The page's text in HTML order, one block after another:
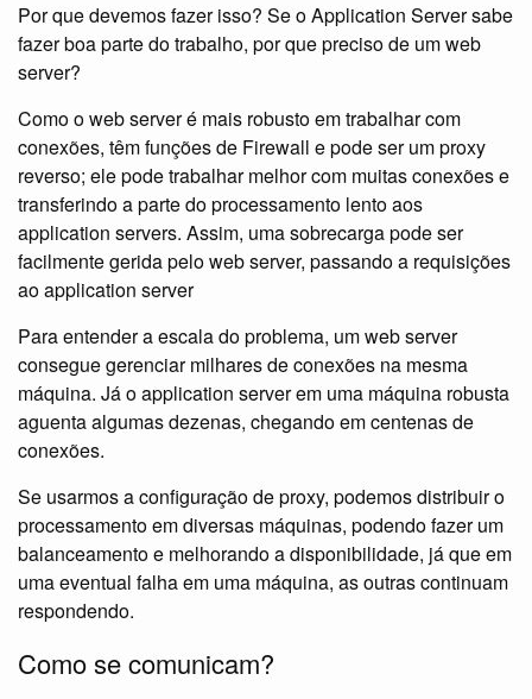
Por que devemos fazer isso? Se o Application Server sabe
fazer boa parte do trabalho, por que preciso de um web
server?
Como o web server é mais robusto em trabalhar com
conexões, têm funções de Firewall e pode ser um proxy
reverso; ele pode trabalhar melhor com muitas conexões e
transferindo a parte do processamento lento aos
application servers. Assim, uma sobrecarga pode ser
facilmente gerida pelo web server, passando a requisições
ao application server
Para entender a escala do problema, um web server
consegue gerenciar milhares de conexões na mesma
máquina. Já o application server em uma máquina robusta
aguenta algumas dezenas, chegando em centenas de
conexões.
Se usarmos a configuração de proxy, podemos distribuir o
processamento em diversas máquinas, podendo fazer um
balanceamento e melhorando a disponibilidade, já que em
uma eventual falha em uma máquina, as outras continuam
respondendo.
Como se comunicam?